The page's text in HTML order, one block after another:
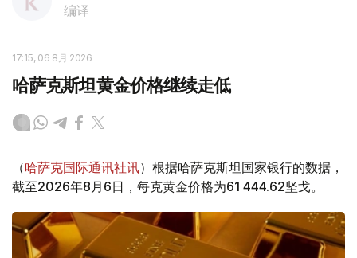
编译
17:15, 06 8月 2026
哈萨克斯坦黄金价格继续走低
（哈萨克国际通讯社讯）根据哈萨克斯坦国家银行的数据，
截至2026年8月6日，每克黄金价格为61 444.62坚戈。